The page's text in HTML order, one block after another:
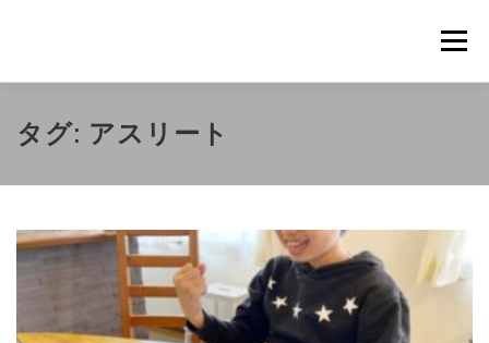
ン
キ
メニュ
概要 METHOD トレーニングの効果
新着情報 ショップ お問合せ
タグ: アスリート